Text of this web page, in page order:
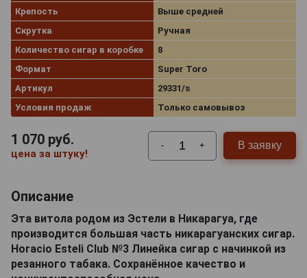
Крепость
Выше средней
Скрутка
Ручная
Количество сигар в коробке
8
Формат
Super Toro
Артикул
29331/s
Условия продаж
Только самовывоз
1 070 руб.
цена за штуку!
- + В заявку
Описание
Эта витола родом из Эстели в Никарагуа, где
производится большая часть никарагуанских сигар.
Horacio Esteli Club №3 Линейка сигар с начинкой из
резанного табака. Сохранённое качество и